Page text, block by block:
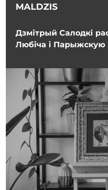
MALDZIS
Дзмітрый Салодкі
Любіча і Парыжскую